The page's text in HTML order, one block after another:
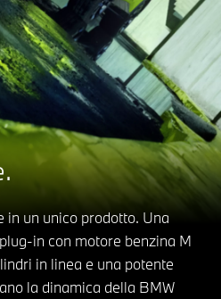
in un unico prodotto. Una
in con motore benzina M
in linea e una potente
la dinamica della BMW